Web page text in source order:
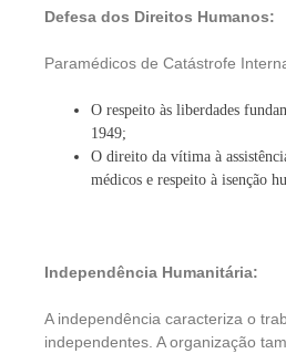
Defesa dos Direitos Humanos:
Paramédicos de Catástrofe
O respeito às liberdades
1949;
O direito da vítima à
médicos e respeito à isenção
Independência Humanitária:
A independência caracteriza o
independentes. A organização